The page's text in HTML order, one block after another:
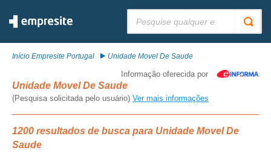
Início Empresite Portugal Unidade Movel De Saude
Informação oferecida por
Unidade Movel De Saude
(Pesquisa solicitada pelo usuário) Ver mais informações
1200 resultados de busca para Unidade Movel De
Saude